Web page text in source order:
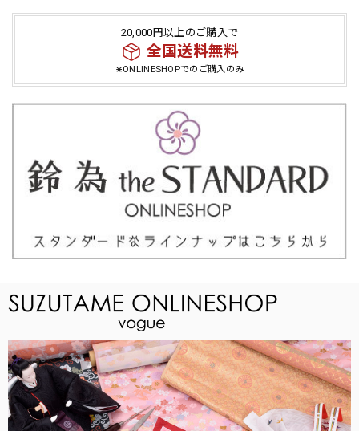
20,000円以上のご購入で
全国送料無料
⋇ONLINESHOPでのご購入のみ